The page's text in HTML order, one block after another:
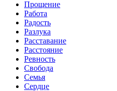
Прощение
Работа
Радость
Разлука
Расставание
Расстояние
Ревность
Свобода
Семья
Сердце